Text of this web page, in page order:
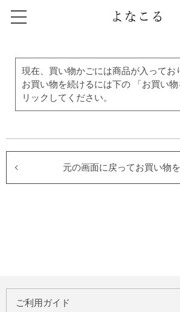
現在、買い物かごには商品が入ってお
お買い物を続けるには下の 「お買い
リックしてください。
元の画面に戻ってお買い物
ご利用ガイド